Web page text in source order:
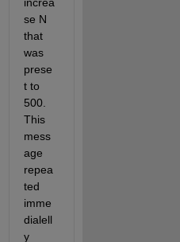
se N
that
was
prese
t to
500.
This
mess
age
repea
ted
imme
dialell
y